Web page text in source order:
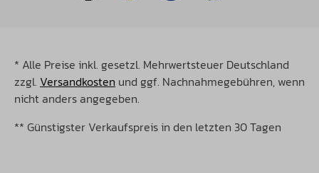
* Alle Preise inkl. gesetzl. Mehrwertsteuer Deutschland
zzgl. Versandkosten und ggf. Nachnahmegebühren, wenn
nicht anders angegeben.
** Günstigster Verkaufspreis in den letzten 30 Tagen